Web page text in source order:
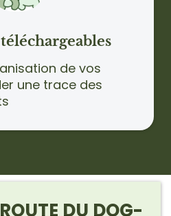
de vos
une trace des
DU DOG-